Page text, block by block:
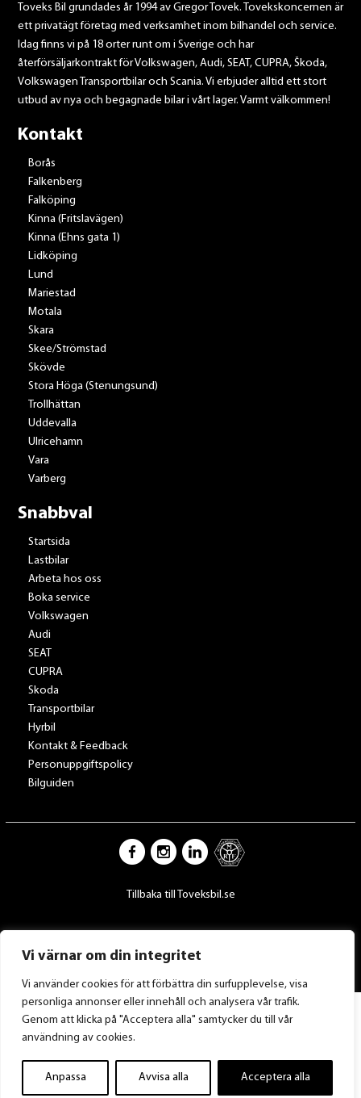
Vi värnar om din integritet
Vi använder cookies för att förbättra din surfupplevelse, visa
personliga annonser eller innehåll och analysera vår trafik.
Genom att klicka på "Acceptera alla" samtycker du till vår
användning av cookies.
Anpassa Avvisa alla Acceptera alla
Toveks Bil grundades år 1994 av Gregor Tovek. Tovekskoncernen är
ett privatägt företag med verksamhet inom bilhandel och service.
Idag finns vi på 18 orter runt om i Sverige och har
återförsäljarkontrakt för Volkswagen, Audi, SEAT, CUPRA, Škoda,
Volkswagen Transportbilar och Scania. Vi erbjuder alltid ett stort
utbud av nya och begagnade bilar i vårt lager. Varmt välkommen!
Kontakt
Borås
Falkenberg
Falköping
Kinna (Fritslavägen)
Kinna (Ehns gata 1)
Lidköping
Lund
Mariestad
Motala
Skara
Skee/Strömstad
Skövde
Stora Höga (Stenungsund)
Trollhättan
Uddevalla
Ulricehamn
Vara
Varberg
Snabbval
Startsida
Lastbilar
Arbeta hos oss
Boka service
Volkswagen
Audi
SEAT
CUPRA
Skoda
Transportbilar
Hyrbil
Kontakt & Feedback
Personuppgiftspolicy
Bilguiden
Tillbaka till Toveksbil.se